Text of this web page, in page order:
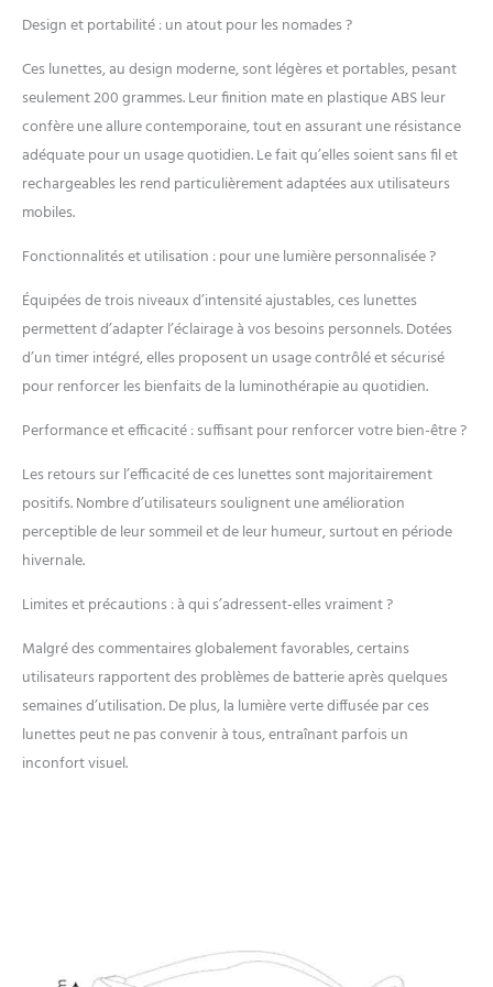
Design et portabilité : un atout pour les nomades ?
Ces lunettes, au design moderne, sont légères et portables, pesant
seulement 200 grammes. Leur finition mate en plastique ABS leur
confère une allure contemporaine, tout en assurant une résistance
adéquate pour un usage quotidien. Le fait qu’elles soient sans fil et
rechargeables les rend particulièrement adaptées aux utilisateurs
mobiles.
Fonctionnalités et utilisation : pour une lumière personnalisée ?
Équipées de trois niveaux d’intensité ajustables, ces lunettes
permettent d’adapter l’éclairage à vos besoins personnels. Dotées
d’un timer intégré, elles proposent un usage contrôlé et sécurisé
pour renforcer les bienfaits de la luminothérapie au quotidien.
Performance et efficacité : suffisant pour renforcer votre bien-être ?
Les retours sur l’efficacité de ces lunettes sont majoritairement
positifs. Nombre d’utilisateurs soulignent une amélioration
perceptible de leur sommeil et de leur humeur, surtout en période
hivernale.
Limites et précautions : à qui s’adressent-elles vraiment ?
Malgré des commentaires globalement favorables, certains
utilisateurs rapportent des problèmes de batterie après quelques
semaines d’utilisation. De plus, la lumière verte diffusée par ces
lunettes peut ne pas convenir à tous, entraînant parfois un
inconfort visuel.